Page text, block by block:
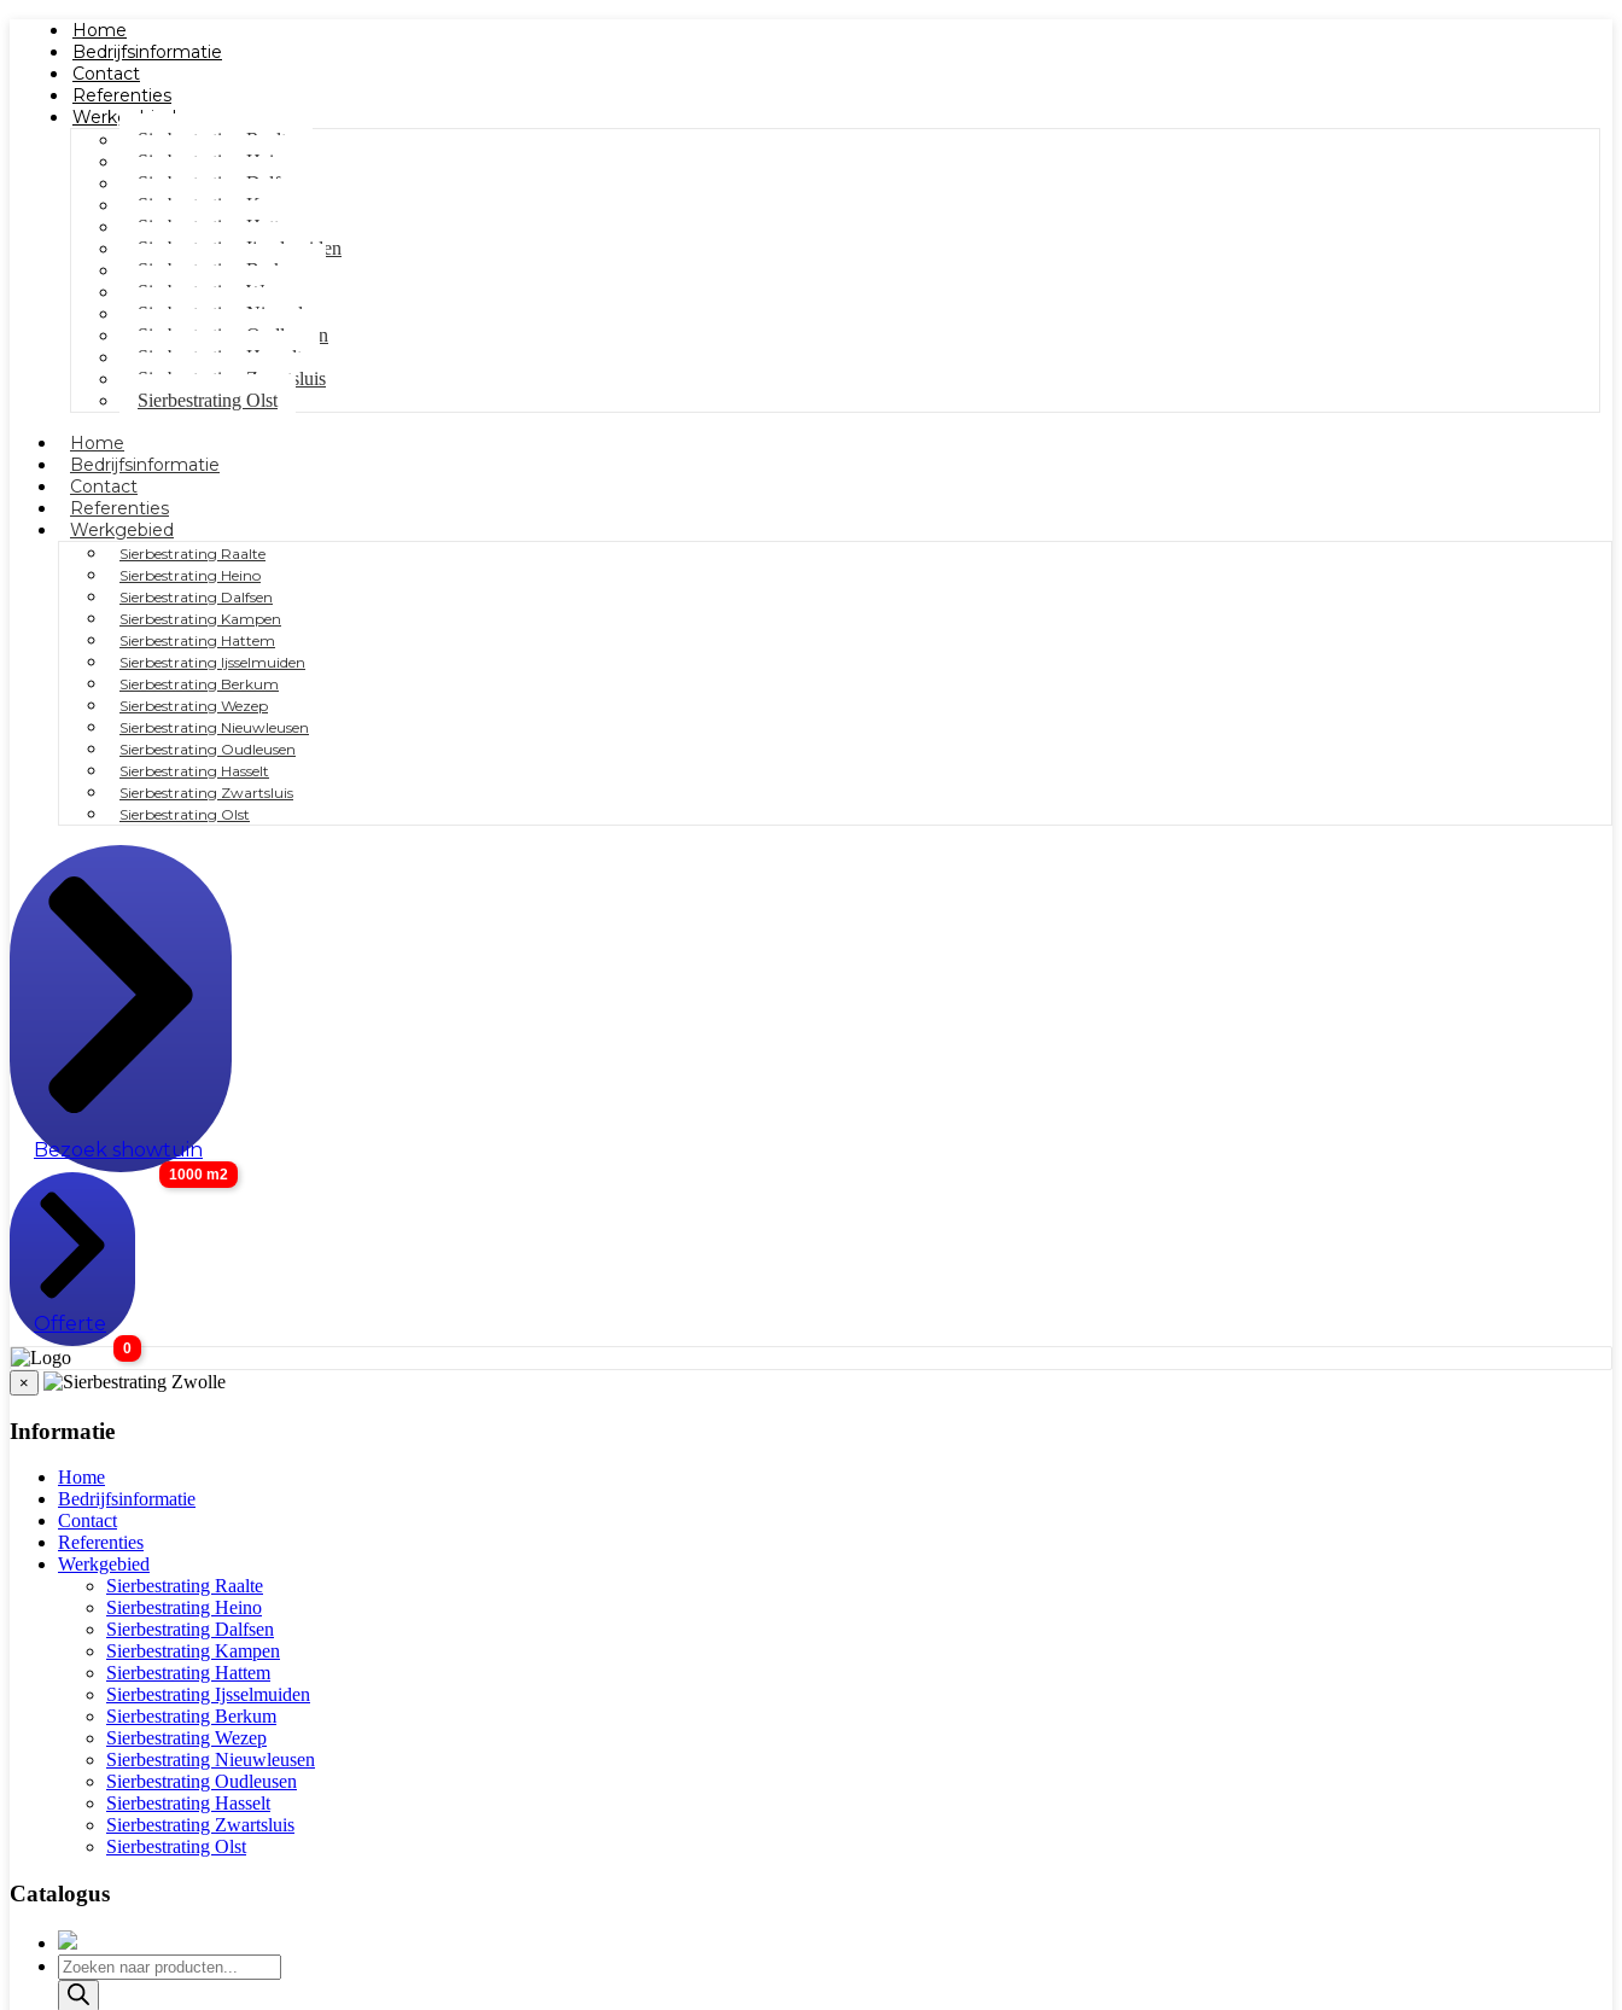
Home
Bedrijfsinformatie
Contact
Referenties
Werkgebied
Sierbestrating Raalte
Sierbestrating Heino
Sierbestrating Dalfsen
Sierbestrating Kampen
Sierbestrating Hattem
Sierbestrating Ijsselmuiden
Sierbestrating Berkum
Sierbestrating Wezep
Sierbestrating Nieuwleusen
Sierbestrating Oudleusen
Sierbestrating Hasselt
Sierbestrating Zwartsluis
Sierbestrating Olst
Home
Bedrijfsinformatie
Contact
Referenties
Werkgebied
Sierbestrating Raalte
Sierbestrating Heino
Sierbestrating Dalfsen
Sierbestrating Kampen
Sierbestrating Hattem
Sierbestrating Ijsselmuiden
Sierbestrating Berkum
Sierbestrating Wezep
Sierbestrating Nieuwleusen
Sierbestrating Oudleusen
Sierbestrating Hasselt
Sierbestrating Zwartsluis
Sierbestrating Olst
Bezoek showtuin
1000 m2
Offerte
0
×
Informatie
Home
Bedrijfsinformatie
Contact
Referenties
Werkgebied
Sierbestrating Raalte
Sierbestrating Heino
Sierbestrating Dalfsen
Sierbestrating Kampen
Sierbestrating Hattem
Sierbestrating Ijsselmuiden
Sierbestrating Berkum
Sierbestrating Wezep
Sierbestrating Nieuwleusen
Sierbestrating Oudleusen
Sierbestrating Hasselt
Sierbestrating Zwartsluis
Sierbestrating Olst
Catalogus
Producten
zoeken